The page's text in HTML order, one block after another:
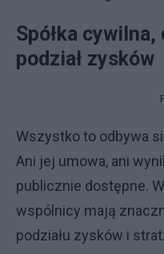
Spółka
podział zysków
Wszystko to odbywa
Ani jej umowa, ani
publicznie dostępne.
wspólnicy mają
podziału zysków i